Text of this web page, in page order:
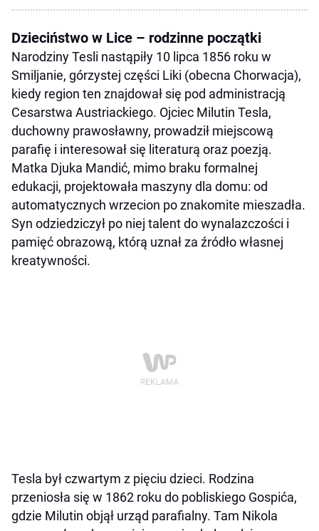
Dzieciństwo w Lice – rodzinne początki
Narodziny Tesli nastąpiły 10 lipca 1856 roku w
Smiljanie, górzystej części Liki (obecna Chorwacja),
kiedy region ten znajdował się pod administracją
Cesarstwa Austriackiego. Ojciec Milutin Tesla,
duchowny prawosławny, prowadził miejscową
parafię i interesował się literaturą oraz poezją.
Matka Djuka Mandić, mimo braku formalnej
edukacji, projektowała maszyny dla domu: od
automatycznych wrzecion po znakomite mieszadła.
Syn odziedziczył po niej talent do wynalazczości i
pamięć obrazową, którą uznał za źródło własnej
kreatywności.
Tesla był czwartym z pięciu dzieci. Rodzina
przeniosła się w 1862 roku do pobliskiego Gospića,
gdzie Milutin objął urząd parafialny. Tam Nikola